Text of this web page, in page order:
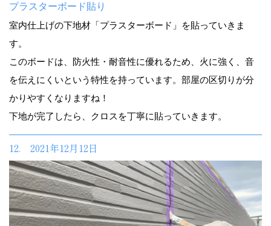
プラスターボード貼り
室内仕上げの下地材「プラスターボード」を貼っていきま
す。
このボードは、防火性・耐音性に優れるため、火に強く、音
を伝えにくいという特性を持っています。部屋の区切りが分
かりやすくなりますね！
下地が完了したら、クロスを丁寧に貼っていきます。
12. 2021年12月12日